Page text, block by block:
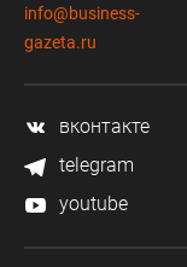
info@business-
gazeta.ru
вконтакте
telegram
youtube